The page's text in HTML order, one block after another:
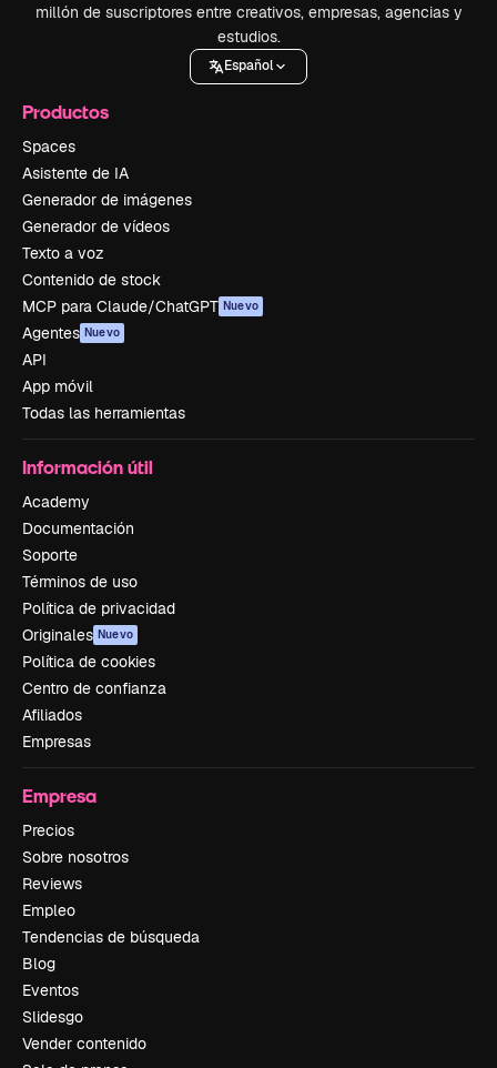
millón de suscriptores entre creativos, empresas, agencias y
estudios.
Español
Productos
Spaces
Asistente de IA
Generador de imágenes
Generador de vídeos
Texto a voz
Contenido de stock
MCP para Claude/ChatGPT Nuevo
Agentes Nuevo
API
App móvil
Todas las herramientas
Información útil
Academy
Documentación
Soporte
Términos de uso
Política de privacidad
Originales Nuevo
Política de cookies
Centro de confianza
Afiliados
Empresas
Empresa
Precios
Sobre nosotros
Reviews
Empleo
Tendencias de búsqueda
Blog
Eventos
Slidesgo
Vender contenido